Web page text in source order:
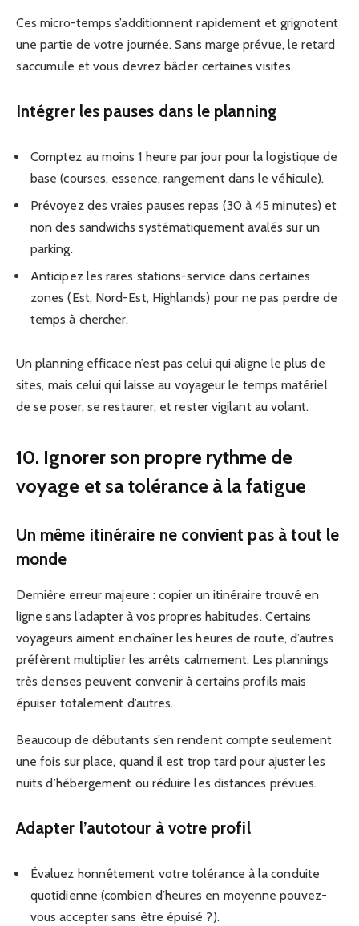
Ces micro-temps s’additionnent rapidement et grignotent
une partie de votre journée. Sans marge prévue, le retard
s’accumule et vous devrez bâcler certaines visites.
Intégrer les pauses dans le planning
Comptez au moins 1 heure par jour pour la logistique de
base (courses, essence, rangement dans le véhicule).
Prévoyez des vraies pauses repas (30 à 45 minutes) et
non des sandwichs systématiquement avalés sur un
parking.
Anticipez les rares stations-service dans certaines
zones (Est, Nord-Est, Highlands) pour ne pas perdre de
temps à chercher.
Un planning efficace n’est pas celui qui aligne le plus de
sites, mais celui qui laisse au voyageur le temps matériel
de se poser, se restaurer, et rester vigilant au volant.
10. Ignorer son propre rythme de
voyage et sa tolérance à la fatigue
Un même itinéraire ne convient pas à tout le
monde
Dernière erreur majeure : copier un itinéraire trouvé en
ligne sans l’adapter à vos propres habitudes. Certains
voyageurs aiment enchaîner les heures de route, d’autres
préfèrent multiplier les arrêts calmement. Les plannings
très denses peuvent convenir à certains profils mais
épuiser totalement d’autres.
Beaucoup de débutants s’en rendent compte seulement
une fois sur place, quand il est trop tard pour ajuster les
nuits d’hébergement ou réduire les distances prévues.
Adapter l’autotour à votre profil
Évaluez honnêtement votre tolérance à la conduite
quotidienne (combien d’heures en moyenne pouvez-
vous accepter sans être épuisé ?).